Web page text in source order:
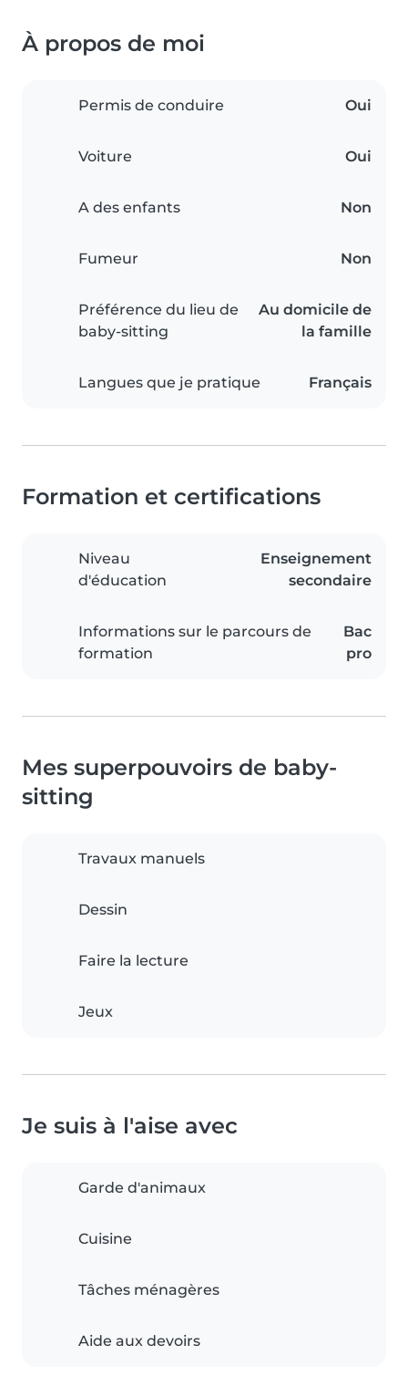
À propos de moi
Permis de conduire Oui
Voiture Oui
A des enfants Non
Fumeur Non
Préférence du lieu de
baby-sitting
Au domicile de
la famille
Langues que je pratique Français
Formation et certifications
Niveau
d'éducation
Enseignement
secondaire
Informations sur le parcours de
formation
Bac
pro
Mes superpouvoirs de baby-
sitting
Travaux manuels
Dessin
Faire la lecture
Jeux
Je suis à l'aise avec
Garde d'animaux
Cuisine
Tâches ménagères
Aide aux devoirs